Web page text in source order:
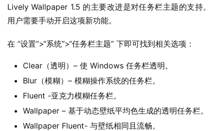
界
Lively Wallpaper 1.5 的主要改进是对任务栏主题的支持。
用户需要手动开启这项新功能。
在 “设置”>“系统”>“任务栏主题” 下即可找到相关选项：
Clear（透明）– 使 Windows 任务栏透明。
Blur（模糊）– 模糊操作系统的任务栏。
Fluent -亚克力模糊任务栏。
Wallpaper – 基于动态壁纸平均色生成的透明任务栏。
Wallpaper Fluent- 与壁纸相同且流畅。